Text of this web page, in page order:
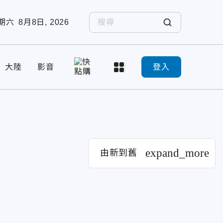
六 8月8日, 2026
大陸 影音 登入
由新到舊 expand_more